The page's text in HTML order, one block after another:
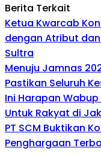
Berita Terkait
Ketua Kwarcab
dengan Atribut
Sultra
Menuju Jamnas
Pastikan Seluruh
Ini Harapan
Untuk Rakyat di
PT SCM Buktikan
Penghargaan